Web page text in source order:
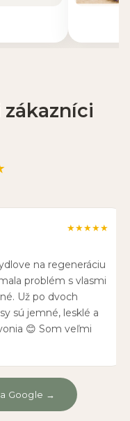
zákazníci
★★★★★
na regeneráciu
problém s vlasmi
Už po dvoch
sú jemné, lesklé a
😊 Som veľmi
Google →